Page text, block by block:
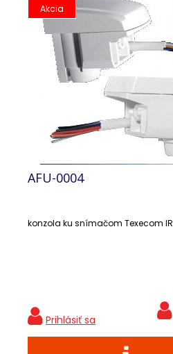
Akcia
AFU-0004
konzola ku snímačom Texecom IR